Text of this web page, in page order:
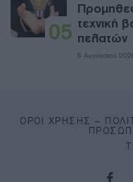
05 τεχνική
πελατών
8 Αυγούστου
ΌΡΟΙ ΧΡΉΣΗΣ –